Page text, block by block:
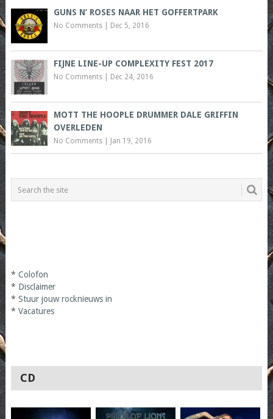
GUNS N’ ROSES NAAR HET GOFFERTPARK
No Comments| Dec 5, 2016
FIJNE LINE-UP COMPLEXITY FEST 2017
No Comments| Dec 24, 2016
MOTT THE HOOPLE DRUMMER DALE GRIFFIN
OVERLEDEN
No Comments| Jan 19, 2016
* Colofon
* Disclaimer
* Stuur jouw rocknieuws in
* Vacatures
CD